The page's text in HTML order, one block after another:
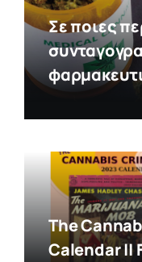
Σε ποιες
The
Calendar ||